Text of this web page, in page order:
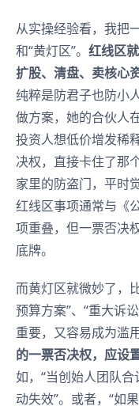
从实操经验看，我把
和“黄灯区”。 红线区
扩股、清盘、卖核心
纯粹是防君子也防小
做方案，她的合伙人
投资人想低价增发稀
决权，直接卡住了那
家里的防盗门，平时
红线区事项通常与《
项重叠，但一票否决
底牌。
而黄灯区就微妙了，
预算方案”、“重大诉
重要，又容易成为滥
的一票否决权，应设
如，“当创始人团队
动失效”。或者，“如